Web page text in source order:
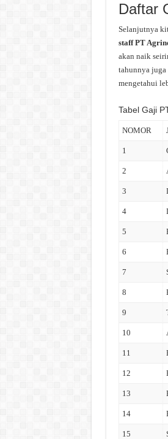
Daftar
Selanjutnya
staff PT
akan naik
tahunnya
mengetahui
Tabel Gaji
NOMOR
1
2
3
4
5
6
7
8
9
10
11
12
13
14
15